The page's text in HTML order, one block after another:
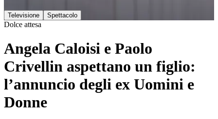
Televisione Spettacolo
Dolce attesa
Angela Caloisi e Paolo
Crivellin aspettano un figlio:
l’annuncio degli ex Uomini e
Donne